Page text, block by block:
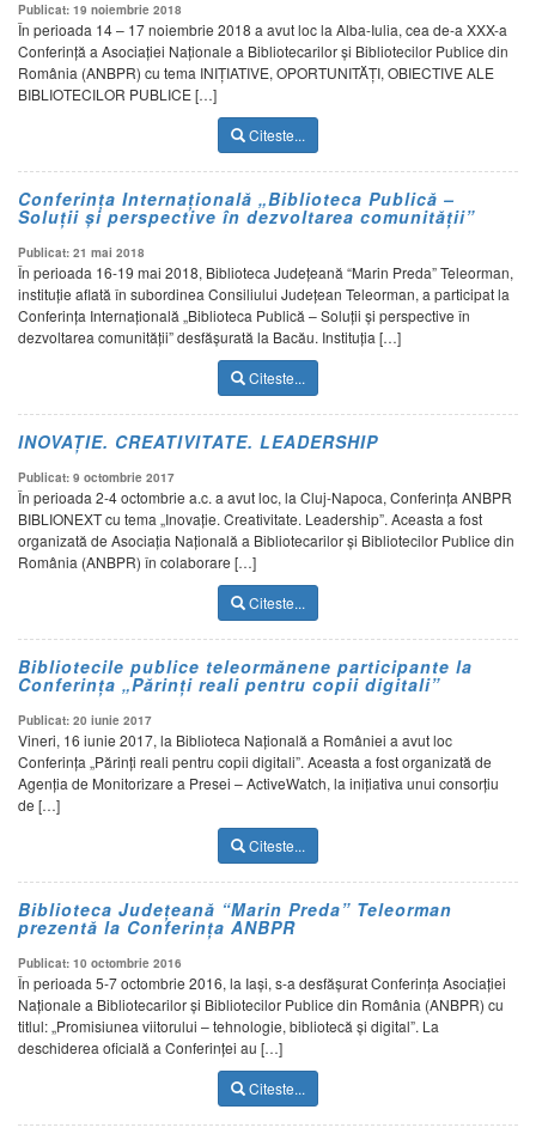
Publicat: 19 noiembrie 2018
În perioada 14 – 17 noiembrie 2018 a avut loc la Alba-Iulia, cea de-a XXX-a
Conferinţă a Asociației Naționale a Bibliotecarilor și Bibliotecilor Publice din
România (ANBPR) cu tema INIȚIATIVE, OPORTUNITĂȚI, OBIECTIVE ALE
BIBLIOTECILOR PUBLICE […]
Citeste...
Conferința Internațională „Biblioteca Publică –
Soluții și perspective în dezvoltarea comunității”
Publicat: 21 mai 2018
În perioada 16-19 mai 2018, Biblioteca Județeană “Marin Preda” Teleorman,
instituție aflată în subordinea Consiliului Județean Teleorman, a participat la
Conferința Internațională „Biblioteca Publică – Soluții și perspective în
dezvoltarea comunității” desfășurată la Bacău. Instituția […]
Citeste...
INOVAŢIE. CREATIVITATE. LEADERSHIP
Publicat: 9 octombrie 2017
În perioada 2-4 octombrie a.c. a avut loc, la Cluj-Napoca, Conferinţa ANBPR
BIBLIONEXT cu tema „Inovaţie. Creativitate. Leadership”. Aceasta a fost
organizată de Asociaţia Naţională a Bibliotecarilor şi Bibliotecilor Publice din
România (ANBPR) în colaborare […]
Citeste...
Bibliotecile publice teleormănene participante la
Conferința „Părinți reali pentru copii digitali”
Publicat: 20 iunie 2017
Vineri, 16 iunie 2017, la Biblioteca Națională a României a avut loc
Conferința „Părinți reali pentru copii digitali”. Aceasta a fost organizată de
Agenția de Monitorizare a Presei – ActiveWatch, la inițiativa unui consorțiu
de […]
Citeste...
Biblioteca Județeană “Marin Preda” Teleorman
prezentă la Conferința ANBPR
Publicat: 10 octombrie 2016
În perioada 5-7 octombrie 2016, la Iași, s-a desfășurat Conferința Asociației
Naționale a Bibliotecarilor și Bibliotecilor Publice din România (ANBPR) cu
titlul: „Promisiunea viitorului – tehnologie, bibliotecă și digital”. La
deschiderea oficială a Conferinței au […]
Citeste...